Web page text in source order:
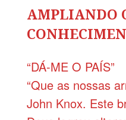
AMPLIANDO
“DÁ-ME O PAÍS”
“Que as nossas
John Knox. Este